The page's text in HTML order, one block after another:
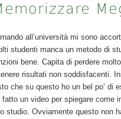
all’università mi sono
studenti manca un metodo di
bene. Capita di perdere
risultati non soddisfacenti.
che su questo ho un bel po’ di
fatto un video per spiegare come
studio. Ovviamente questo non